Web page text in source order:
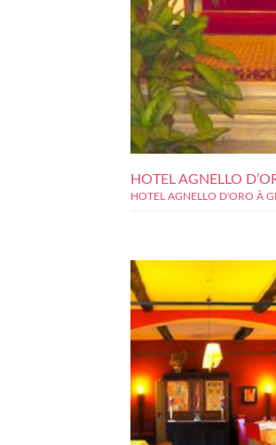
HOTEL AGNELLO
HOTEL AGNELLO D'ORO À